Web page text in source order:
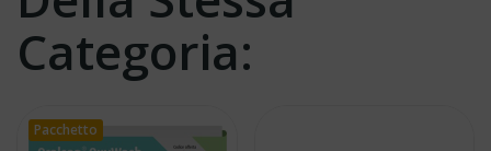
Categoria:
Pacchetto